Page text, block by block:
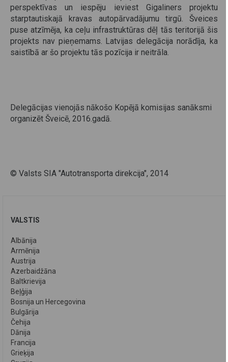
perspektīvas un iespēju ieviest Gigaliners projektu
starptautiskajā kravas autopārvadājumu tirgū. Šveices
puse atzīmēja, ka ceļu infrastruktūras dēļ tās teritorijā šis
projekts nav pieņemams. Latvijas delegācija norādīja, ka
saistībā ar šo projektu tās pozīcija ir neitrāla.
Delegācijas vienojās nākošo Kopējā komisijas sanāksmi
organizēt Šveicē, 2016.gadā.
© Valsts SIA "Autotransporta direkcija", 2014
VALSTIS
Albānija
Armēnija
Austrija
Azerbaidžāna
Baltkrievija
Beļģija
Bosnija un Hercegovina
Bulgārija
Čehija
Dānija
Francija
Grieķija